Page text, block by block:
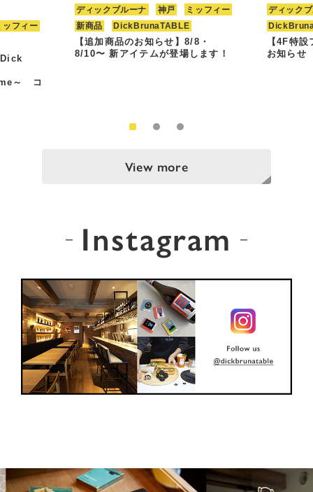
ッフィー
～ コ
ディックブルーナ 神戸
ミッフィー
新商品
DickBrunaTABLE
【追加商品のお知らせ】8/8・
8/10〜 新アイテムが登場します！
ディック
【4F特
お知らせ
View more
Instagram